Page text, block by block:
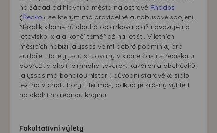
na západ od hlavního města na ostrově Rhodos
(Řecko), se kterým má pravidelné autobusové spojení.
Několik kilometrů dlouhá oblázková pláž navazuje na
letovisko Ixia a končí téměř až na letišti. V letních
měsících nabízí Ialyssos velmi dobré podmínky pro
surfaře. Hotely jsou situovány v klidné části střediska u
pobřeží, v okolí je mnoho taveren, kaváren a obchůdků.
Ialyssos má bohatou historii, původní starověké sídlo
leží na vrcholu hory Filerimos, odkud je krásný výhled
na okolní malebnou krajinu.
Fakultativní výlety